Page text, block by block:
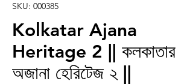
SKU: 000385
Kolkatar Ajana
Heritage 2 || কলকাতার
অজানা হেরিটেজ ২ ||